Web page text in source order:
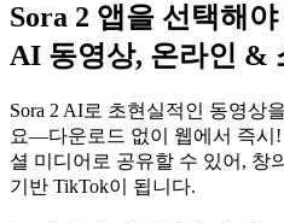
Sora 2 앱을 선택해
AI 동영상, 온라인 &
Sora 2 AI로 초현실적인 동영상
요—다운로드 없이 웹에서 즉시
셜 미디어로 공유할 수 있어, 창
기반 TikTok이 됩니다.